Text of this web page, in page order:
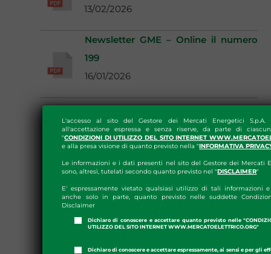
L'accesso al sito del Gestore dei Mercati Energetici S.p.A.
all'accettazione espressa e senza riserve, da parte di
"CONDIZIONI DI UTILIZZO DEL SITO INTERNET
e alla presa visione di quanto previsto nella "INFORMATIVA
Le informazioni e i dati presenti nel sito del Gestore dei Mercati
sono, altresì, tutelati secondo quanto previsto nel "DISCLAIMER"
E' espressamente vietato qualsiasi utilizzo di tali informazioni
anche solo in parte, quanto previsto nelle suddette
Disclaimer
Dichiaro di conoscere e accettare quanto previsto nelle
UTILIZZO DEL SITO INTERNET WWW.MERCATOELETTRICO.ORG"
Dichiaro di conoscere e accettare espressamente, ai sensi e per gli
13/02/2026
Newsletter GME – Online il numero
199
16/01/2026